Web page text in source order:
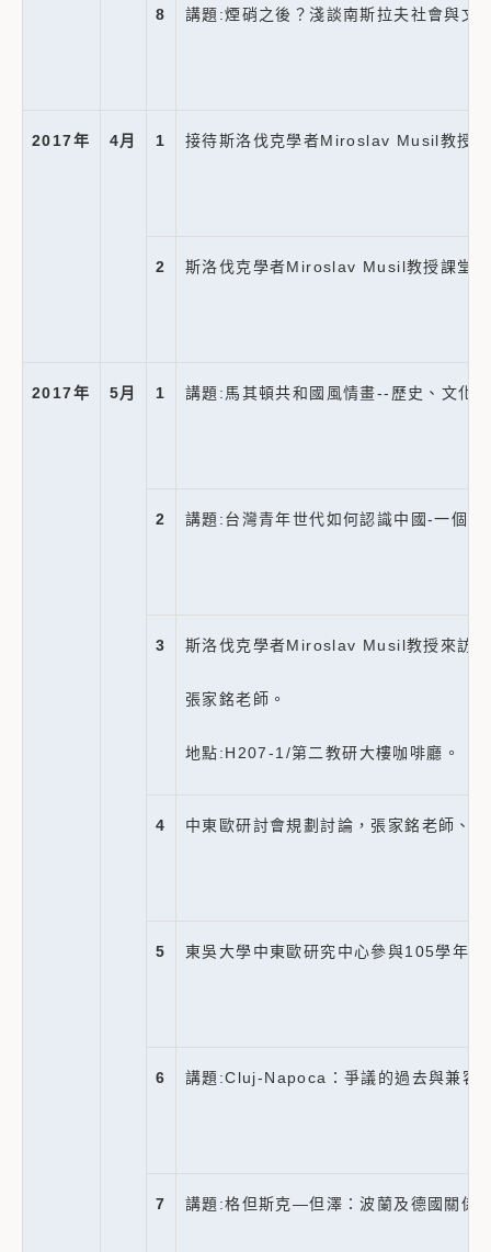
8 講題:煙硝之後？淺談南斯拉夫社會與文
2017年 4月 1 接待斯洛伐克學者Miroslav Musil教授
2 斯洛伐克學者Miroslav Musil教授課堂
2017年 5月 1 講題:馬其頓共和國風情畫--歷史、文化
2 講題:台灣青年世代如何認識中國-一個
3 斯洛伐克學者Miroslav Musil教授來訪
張家銘老師。
地點:H207-1/第二教研大樓咖啡廳。
4 中東歐研討會規劃討論，張家銘老師、
5 東吳大學中東歐研究中心參與105學年度
6 講題:Cluj-Napoca：爭議的過去與兼容
7 講題:格但斯克—但澤：波蘭及德國關係